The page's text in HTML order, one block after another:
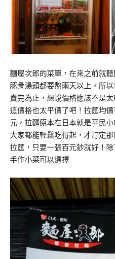
麵屋次郎的菜單，在來之前就
豚骨湯頭都要熬兩天以上，所
賣完為止，想說價格應該不是
這價格也太平價了吧！拉麵均
元，拉麵原本在日本就是平民
大家都能輕鬆吃得起，才訂定
拉麵，只要一張百元鈔就好！
手作小菜可以選擇